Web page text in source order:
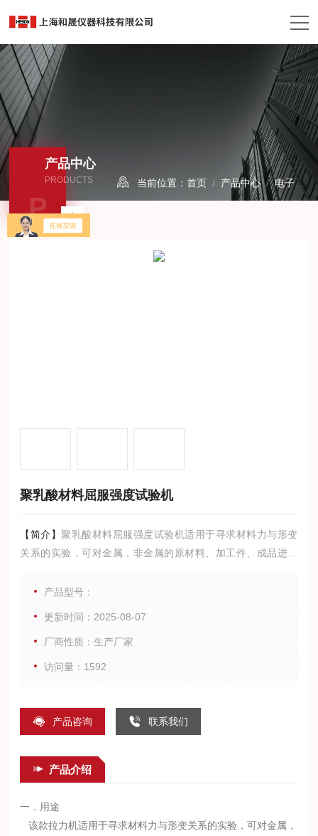
产品中心
PRODUCTS
P
当前位置：首页 / 产品中心/电子拉力试验机
聚乳酸材料屈服强度试验机
【简介】聚乳酸材料屈服强度试验机适用于寻求材料力与形变
关系的实验，可对金属，非金属的原材料、加工件、成品进行
验及分析。
产品型号：
更新时间：2025-08-07
厂商性质：生产厂家
访问量：1592
产品咨询 联系我们
产品介绍
一．用途
该款拉力机适用于寻求材料力与形变关系的实验，可对金属，